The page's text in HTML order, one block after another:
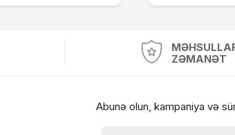
ZƏMANƏT
Abunə olun, kampaniya və